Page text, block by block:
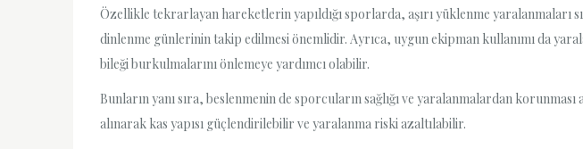
Özellikle tekrarlayan hareketlerin yapıldığı sporlarda, aşırı yüklenme
dinlenme günlerinin takip edilmesi önemlidir. Ayrıca, uygun ekipman kullanımı da
bileği burkulmalarını önlemeye yardımcı olabilir.
Bunların yanı sıra, beslenmenin de sporcuların sağlığı ve yaralanmalardan
alınarak kas yapısı güçlendirilebilir ve yaralanma riski azaltılabilir.